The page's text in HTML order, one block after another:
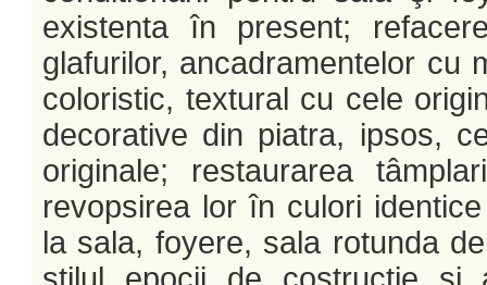
existenta în present;
glafurilor, ancadramentelor cu
coloristic, textural cu cele
decorative din piatra, ipsos,
originale; restaurarea
revopsirea lor în culori
la sala, foyere, sala rotunda